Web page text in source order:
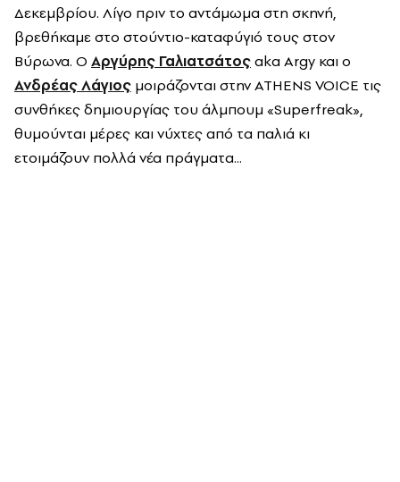
Δεκεμβρίου. Λίγο πριν το αντάμωμα στη σκηνή,
βρεθήκαμε στο στούντιο-καταφύγιό τους στον
Βύρωνα. Ο Αργύρης Γαλιατσάτοςaka Argy και ο
Ανδρέας Λάγιος μοιράζονται στην ATHENS VOICE τις
συνθήκες δημιουργίας του άλμπουμ «Superfreak»,
θυμούνται μέρες και νύχτες από τα παλιά κι
ετοιμάζουν πολλά νέα πράγματα...